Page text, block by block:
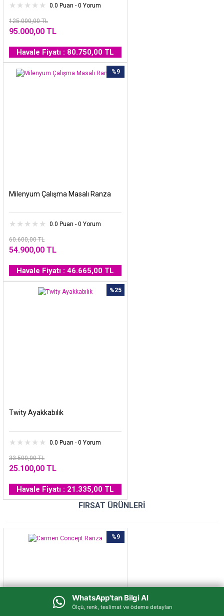
WhatsApp'tan Bilgi Al
Ölçü, renk, teslimat ve ödeme detayları
0.0 Puan - 0 Yorum
125.000,00 TL
95.000,00 TL
Havale Fiyatı : 80.750,00 TL
%9
Milenyum Çalışma Masalı Ranza
0.0 Puan - 0 Yorum
60.600,00 TL
54.900,00 TL
Havale Fiyatı : 46.665,00 TL
%25
Twity Ayakkabılık
0.0 Puan - 0 Yorum
33.500,00 TL
25.100,00 TL
Havale Fiyatı : 21.335,00 TL
FIRSAT ÜRÜNLERİ
%9
WhatsApp'tan Bilgi Al
Ölçü, renk, teslimat ve ödeme detayları